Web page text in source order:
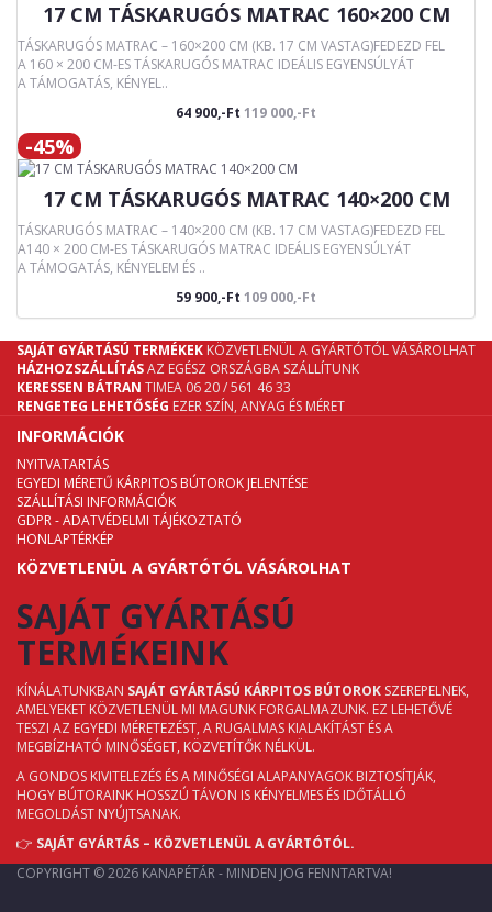
17 CM TÁSKARUGÓS MATRAC 160×200 CM
TÁSKARUGÓS MATRAC – 160×200 CM (KB. 17 CM VASTAG)FEDEZD FEL
A 160 × 200 CM-ES TÁSKARUGÓS MATRAC IDEÁLIS EGYENSÚLYÁT
A TÁMOGATÁS, KÉNYEL..
64 900,-Ft 119 000,-Ft
-45%
17 CM TÁSKARUGÓS MATRAC 140×200 CM
TÁSKARUGÓS MATRAC – 140×200 CM (KB. 17 CM VASTAG)FEDEZD FEL
A140 × 200 CM-ES TÁSKARUGÓS MATRAC IDEÁLIS EGYENSÚLYÁT
A TÁMOGATÁS, KÉNYELEM ÉS ..
59 900,-Ft 109 000,-Ft
SAJÁT GYÁRTÁSÚ TERMÉKEK KÖZVETLENÜL A GYÁRTÓTÓL VÁSÁROLHAT
HÁZHOZSZÁLLÍTÁSAZ EGÉSZ ORSZÁGBA SZÁLLÍTUNK
KERESSEN BÁTRAN TIMEA 06 20 / 561 46 33
RENGETEG LEHETŐSÉG EZER SZÍN, ANYAG ÉS MÉRET
INFORMÁCIÓK
NYITVATARTÁS
EGYEDI MÉRETŰ KÁRPITOS BÚTOROK JELENTÉSE
SZÁLLÍTÁSI INFORMÁCIÓK
GDPR - ADATVÉDELMI TÁJÉKOZTATÓ
HONLAPTÉRKÉP
KÖZVETLENÜL A GYÁRTÓTÓL VÁSÁROLHAT
SAJÁT GYÁRTÁSÚ
TERMÉKEINK
KÍNÁLATUNKBAN SAJÁT GYÁRTÁSÚ KÁRPITOS BÚTOROK SZEREPELNEK,
AMELYEKET KÖZVETLENÜL MI MAGUNK FORGALMAZUNK. EZ LEHETŐVÉ
TESZI AZ EGYEDI MÉRETEZÉST, A RUGALMAS KIALAKÍTÁST ÉS A
MEGBÍZHATÓ MINŐSÉGET, KÖZVETÍTŐK NÉLKÜL.
A GONDOS KIVITELEZÉS ÉS A MINŐSÉGI ALAPANYAGOK BIZTOSÍTJÁK,
HOGY BÚTORAINK HOSSZÚ TÁVON IS KÉNYELMES ÉS IDŐTÁLLÓ
MEGOLDÁST NYÚJTSANAK.
👉 SAJÁT GYÁRTÁS – KÖZVETLENÜL A GYÁRTÓTÓL.
COPYRIGHT © 2026 KANAPÉTÁR - MINDEN JOG FENNTARTVA!